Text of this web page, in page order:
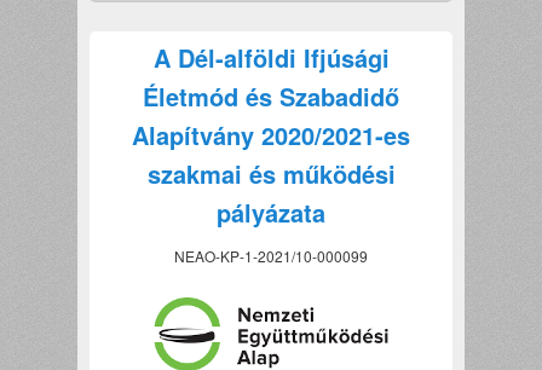
A Dél-alföldi Ifjúsági
Életmód és Szabadidő
Alapítvány 2020/2021-es
szakmai és működési
pályázata
NEAO-KP-1-2021/10-000099